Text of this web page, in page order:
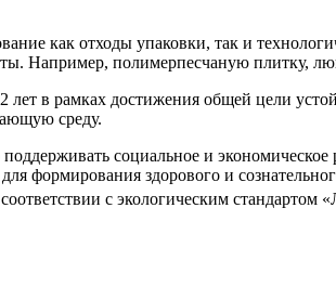
как отходы упаковки, так и
Например, полимерпесчаную плитку,
лет в рамках достижения общей цели
среду.
социальное и
формирования здорового и
с экологическим стандартом